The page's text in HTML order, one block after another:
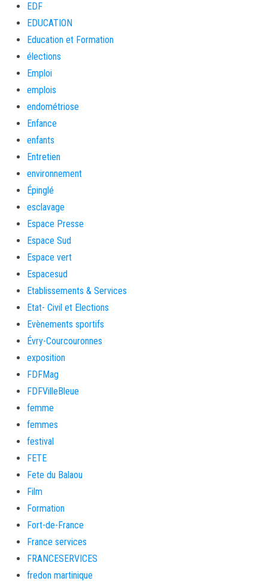
EDF
EDUCATION
Education et Formation
élections
Emploi
emplois
endométriose
Enfance
enfants
Entretien
environnement
Épinglé
esclavage
Espace Presse
Espace Sud
Espace vert
Espacesud
Etablissements & Services
Etat- Civil et Elections
Evènements sportifs
Évry-Courcouronnes
exposition
FDFMag
FDFVilleBleue
femme
femmes
festival
FETE
Fete du Balaou
Film
Formation
Fort-de-France
France services
FRANCESERVICES
fredon martinique